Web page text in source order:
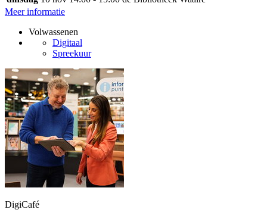
Meer informatie
Volwassenen
Digitaal
Spreekuur
DigiCafé